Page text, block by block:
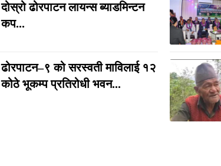
दोस्रो ढोरपाटन लायन्स ब्याडमिन्टन
कप...
ढोरपाटन–९ को सरस्वती माविलाई १२
कोठे भूकम्प प्रतिरोधी भवन...